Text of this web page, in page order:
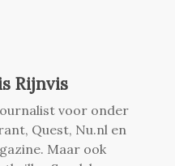
Rijnvis
voor onder
Quest, Nu.nl en
Maar ook